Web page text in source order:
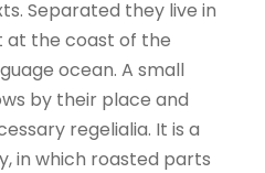
Separated they live in
at the coast of the
ocean. A small
by their place and
regelialia. It is a
in which roasted parts